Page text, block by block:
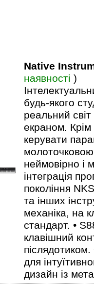
Native
наявності )
будь-якого
реальний
екраном. Крім
керувати
неймовірно і
інтеграція
покоління
та інших
механіка, на
стандарт. •
клавішний
для
дизайн із